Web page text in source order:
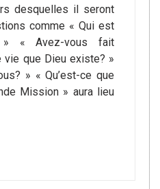
desquelles il seront
comme « Qui est
« Avez-vous fait
vie que Dieu existe? »
» « Qu’est-ce que
Mission » aura lieu